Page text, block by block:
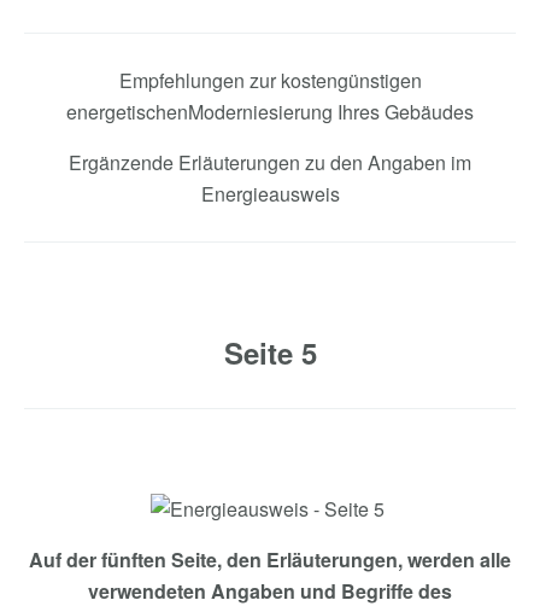
Empfehlungen zur kostengünstigen
energetischenModerniesierung Ihres Gebäudes
Ergänzende Erläuterungen zu den Angaben im
Energieausweis
Seite 5
Auf der fünften Seite, den Erläuterungen, werden alle
verwendeten Angaben und Begriffe des